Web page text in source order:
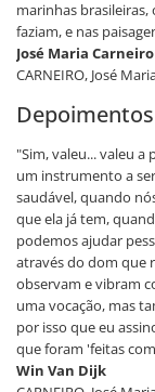
marinhas brasileiras,
faziam, e nas
José Maria Carneiro
CARNEIRO, José
Depoimentos
"Sim, valeu... valeu
um instrumento a
saudável, quando
que ela já tem,
podemos ajudar
através do dom que
observam e vibram
uma vocação, mas
por isso que eu
que foram 'feitas
Win Van Dijk